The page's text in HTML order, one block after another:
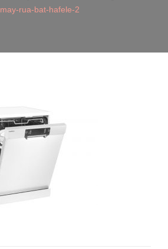
may-rua-bat-hafele-2